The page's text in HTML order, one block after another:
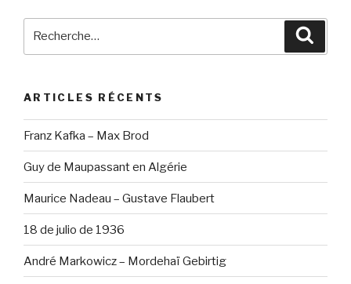
ARTICLES RÉCENTS
Franz Kafka – Max Brod
Guy de Maupassant en Algérie
Maurice Nadeau – Gustave Flaubert
18 de julio de 1936
André Markowicz – Mordehaï Gebirtig